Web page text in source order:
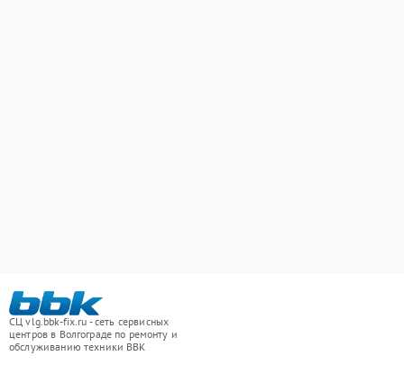
СЦ vlg.bbk-fix.ru - сеть сервисных
центров в Волгограде по ремонту и
обслуживанию техники BBK